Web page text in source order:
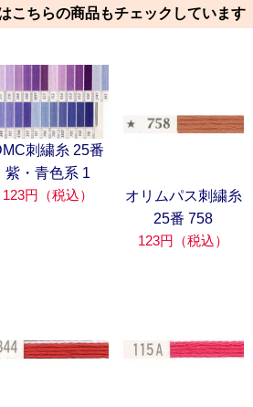
こちらの商品もチェックしています
刺繍糸 25番
紫・青色系 1
123円（税込）
オリムパス刺繍糸
25番 758
123円（税込）